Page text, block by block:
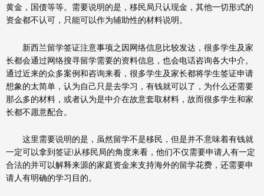
黄金，国债等等。需要说明的是，移民局只认现金，其他一切形式的
资金都不认可，只能可以作为辅助性的材料说明。
新西兰留学签证注意事项之因网络信息比较发达，很多学生及家
长都会通过网络搜寻留学需要的资料信息，也会电话咨询各大中介。
通过近来的众多案例和咨询来看，很多学生及家长都将学生签证申请
想象的太简单，认为自己只是去学习，有钱就可以了，为什么还需要
那么多的材料，或者认为是中介在故意套取材料，故而很多学生和家
长都不愿意配合。
这里需要说明的是，虽然留学不是移民，但是并不意味着有钱就
一定可以拿到签证!从移民局的角度来看，他们不仅需要申请人有一定
合法的并可以解释来源的家庭资金来支持海外的留学花费，还需要申
请人有明确的学习目的。